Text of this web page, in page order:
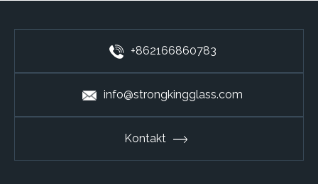
+862166860783
info@strongkingglass.com
Kontakt